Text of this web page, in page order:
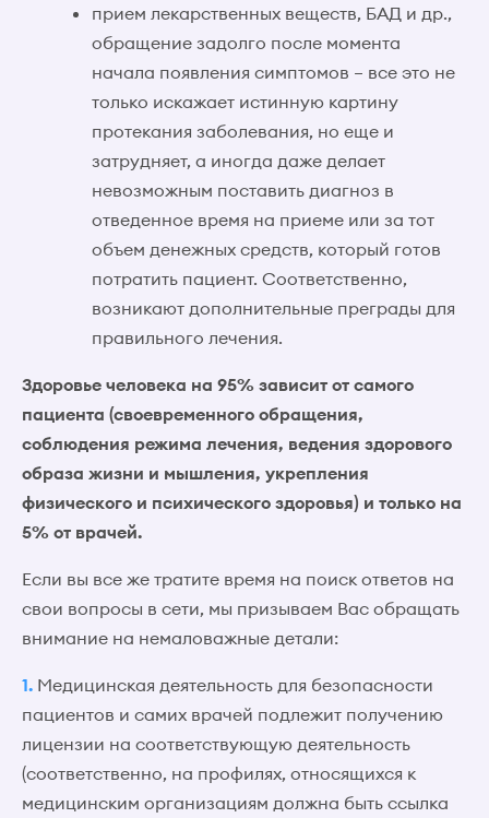
прием лекарственных веществ, БАД и др.,
обращение задолго после момента
начала появления симптомов – все это не
только искажает истинную картину
протекания заболевания, но еще и
затрудняет, а иногда даже делает
невозможным поставить диагноз в
отведенное время на приеме или за тот
объем денежных средств, который готов
потратить пациент. Соответственно,
возникают дополнительные преграды для
правильного лечения.
Здоровье человека на 95% зависит от самого
пациента (своевременного обращения,
соблюдения режима лечения, ведения здорового
образа жизни и мышления, укрепления
физического и психического здоровья) и только на
5% от врачей.
Если вы все же тратите время на поиск ответов на
свои вопросы в сети, мы призываем Вас обращать
внимание на немаловажные детали:
1. Медицинская деятельность для безопасности
пациентов и самих врачей подлежит получению
лицензии на соответствующую деятельность
(соответственно, на профилях, относящихся к
медицинским организациям должна быть ссылка